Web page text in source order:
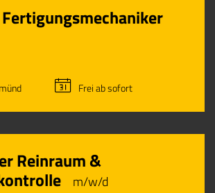
Frei ab sofort
Reinraum &
m/w/d